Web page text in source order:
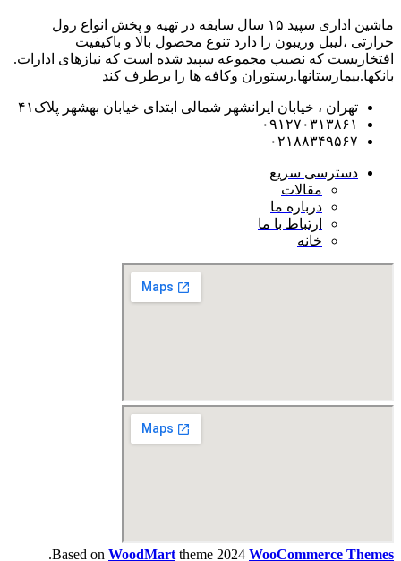
ماشین اداری سپید ۱۵ سال سابقه در تهیه و پخش انواع رول
حرارتی ،لیبل وریبون را دارد تنوع محصول بالا و باکیفیت
افتخاریست که نصیب مجموعه سپید شده است که نیازهای ادارات.
بانکها.بیمارستانها.رستوران و‌کافه ها را برطرف کند
تهران ، خیابان ایرانشهر شمالی ابتدای خیابان بهشهر پلاک۴۱
۰۹۱۲۷۰۳۱۳۸۶۱
۰۲۱۸۸۳۴۹۵۶۷
دسترسی سریع
مقالات
درباره ما
ارتباط با ما
خانه
Based on WoodMart theme 2024 WooCommerce Themes
.